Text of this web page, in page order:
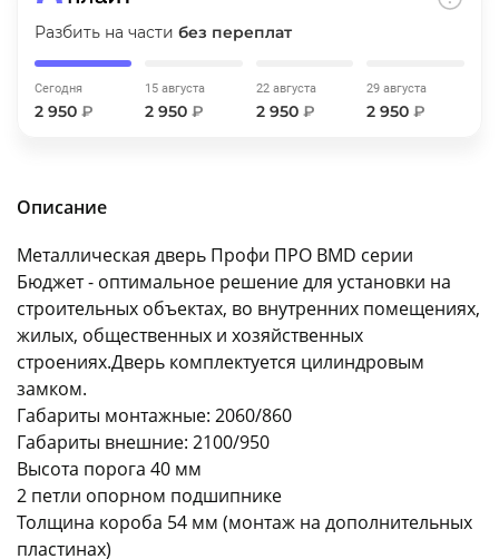
Разбить на части без переплат
Сегодня
2 950 ₽
15 августа
2 950 ₽
22 августа
2 950 ₽
29 августа
2 950₽
Описание
Металлическая дверь Профи ПРО BMD серии
Бюджет - оптимальное решение для установки на
строительных объектах, во внутренних помещениях,
жилых, общественных и хозяйственных
строениях.Дверь комплектуется цилиндровым
замком.
Габариты монтажные: 2060/860
Габариты внешние: 2100/950
Высота порога 40 мм
2 петли опорном подшипнике
Толщина короба 54 мм (монтаж на дополнительных
пластинах)
об оплате Плайтом